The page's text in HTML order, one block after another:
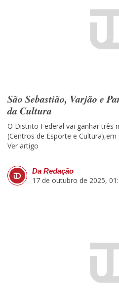
São Sebastião, Varjão e
da Cultura
O Distrito Federal vai ganhar três
(Centros de Esporte e
Ver artigo
Da Redação
17 de outubro de 2025,